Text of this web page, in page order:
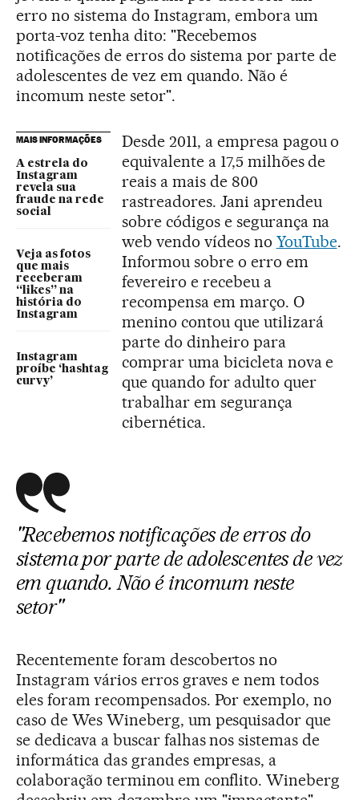
erro no sistema do Instagram, embora um
porta-voz tenha dito: "Recebemos
notificações de erros do sistema por parte de
adolescentes de vez em quando. Não é
incomum neste setor".
MAIS INFORMAÇÕES
A estrela do
Instagram
revela sua
fraude na rede
social
Veja as fotos
que mais
receberam
“likes” na
história do
Instagram
Instagram
proíbe ‘hashtag
curvy’
Desde 2011, a empresa pagou o
equivalente a 17,5 milhões de
reais a mais de 800
rastreadores. Jani aprendeu
sobre códigos e segurança na
web vendo vídeos no YouTube.
Informou sobre o erro em
fevereiro e recebeu a
recompensa em março. O
menino contou que utilizará
parte do dinheiro para
comprar uma bicicleta nova e
que quando for adulto quer
trabalhar em segurança
cibernética.
"Recebemos notificações de erros do
sistema por parte de adolescentes de vez
em quando. Não é incomum neste
setor"
Recentemente foram descobertos no
Instagram vários erros graves e nem todos
eles foram recompensados. Por exemplo, no
caso de Wes Wineberg, um pesquisador que
se dedicava a buscar falhas nos sistemas de
informática das grandes empresas, a
colaboração terminou em conflito. Wineberg